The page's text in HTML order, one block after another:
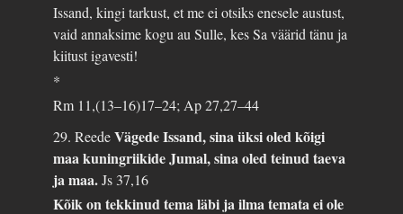
Issand, kingi tarkust, et me ei otsiks enesele austust,
vaid annaksime kogu au Sulle, kes Sa väärid tänu ja
kiitust igavesti!
*
Rm 11,(13–16)17–24; Ap 27,27–44
29. ReedeVägede Issand, sina üksi oled kõigi
maa kuningriikide Jumal, sina oled teinud taeva
ja maa.Js 37,16
Kõik on tekkinud tema läbi ja ilma temata ei ole